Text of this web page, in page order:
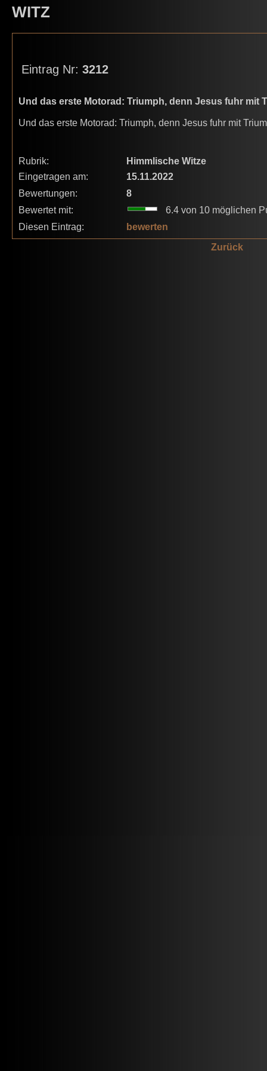
WITZ
Eintrag Nr: 3212
Und das erste Motorad: Triumph, denn Jesus fuhr mit
Und das erste Motorad: Triumph, denn Jesus fuhr mit
Rubrik:
Himmlische Witze
Eingetragen am:
15.11.2022
Bewertungen:
8
Bewertet mit:
6.4 von 10 möglichen
Diesen Eintrag:
bewerten
Zurück